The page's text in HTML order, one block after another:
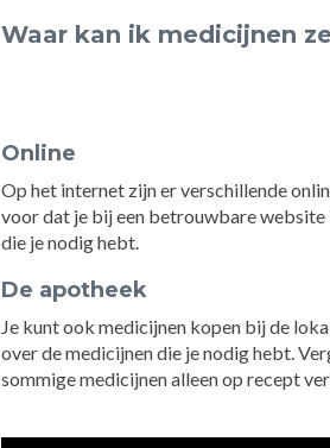
Waar kan ik medicijnen
Online
Op het internet zijn er verschillende
voor dat je bij een betrouwbare
die je nodig hebt.
De apotheek
Je kunt ook medicijnen kopen bij de
over de medicijnen die je nodig hebt.
sommige medicijnen alleen op recept